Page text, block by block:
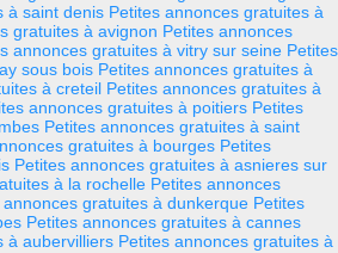
à saint denis Petites annonces gratuites à
gratuites à avignon Petites annonces
annonces gratuites à vitry sur seine Petites
sous bois Petites annonces gratuites à
à creteil Petites annonces gratuites à
annonces gratuites à poitiers Petites
Petites annonces gratuites à saint
gratuites à bourges Petites
Petites annonces gratuites à asnieres sur
à la rochelle Petites annonces
annonces gratuites à dunkerque Petites
Petites annonces gratuites à cannes
à aubervilliers Petites annonces gratuites à